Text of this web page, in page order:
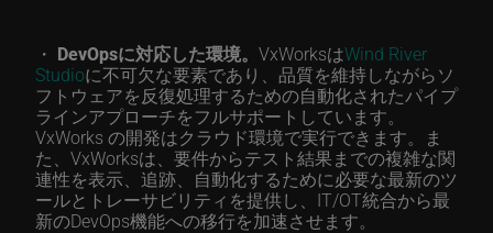
・ DevOpsに対応した環境。 VxWorksはWind River
Studioに不可欠な要素であり、品質を維持しながらソ
フトウェアを反復処理するための自動化されたパイプ
ラインアプローチをフルサポートしています。
VxWorks の開発はクラウド環境で実行できます。ま
た、VxWorksは、要件からテスト結果までの複雑な関
連性を表示、追跡、自動化するために必要な最新のツ
ールとトレーサビリティを提供し、IT/OT統合から最
新のDevOps機能への移行を加速させます。